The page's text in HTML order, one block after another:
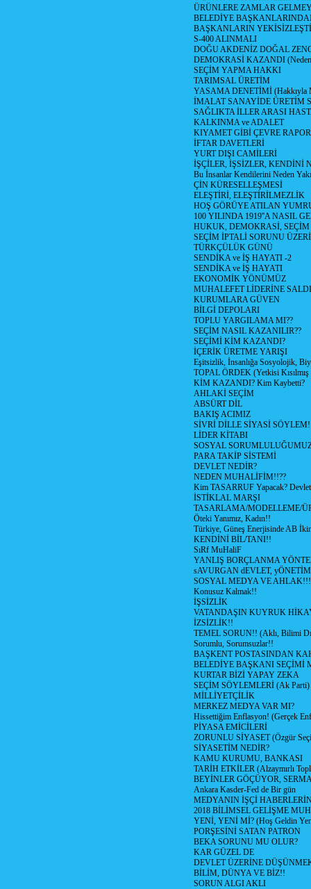
ÜRÜNLERE ZAMLAR
BELEDİYE
BAŞKANLARIN
S-400 ALINMALI
DOĞU AKDENİZ DOĞAL
DEMOKRASİ KAZANDI (Neden
SEÇİM YAPMA HAKKI
TARIMSAL ÜRETİM
YASAMA DENETİMİ (Hakkıyla
İMALAT SANAYİDE ÜRETİM
SAĞLIKTA İLLER ARASI
KALKINMA ve ADALET
KIYAMET GİBİ ÇEVRE
İFTAR DAVETLERİ
YURT DIŞI CAMİLERİ
İŞÇİLER, İŞSİZLER, KENDİNİ
Bu İnsanlar Kendilerini Neden
ÇİN KÜRESELLEŞMESİ
ELEŞTİRİ, ELEŞTİRİLMEZLİK
HOŞ GÖRÜYE ATILAN
100 YILINDA 1919''A NASIL
HUKUK, DEMOKRASİ, SEÇİM
SEÇİM İPTALİ SORUNU
TÜRKÇÜLÜK GÜNÜ
SENDİKA ve İŞ HAYATI -2
SENDİKA ve İŞ HAYATI
EKONOMİK YÖNÜMÜZ
MUHALEFET LİDERİNE
KURUMLARA GÜVEN
BİLGİ DEPOLARI
TOPLU YARGILAMA MI??
SEÇİM NASIL KAZANILIR??
SEÇİMİ KİM KAZANDI?
İÇERİK ÜRETME YARIŞI
Eşitsizlik, İnsanlığa Sosyolojik,
TOPAL ÖRDEK (Yetkisi
KİM KAZANDI? Kim Kaybetti?
AHLAKİ SEÇİM
ABSÜRT DİL
BAKIŞ ACIMIZ
SİVRİ DİLLE SİYASİ
LİDER KİTABI
SOSYAL
PARA TAKİP SİSTEMİ
DEVLET NEDİR?
NEDEN MUHALİFİM!!??
Kim TASARRUF Yapacak? Devlet
İSTİKLAL MARŞI
TASARLAMA/MODELLEME/
Öteki Yanımız, Kadın!!
Türkiye, Güneş Enerjisinde AB
KENDİNİ BİL/TANI!!
SıRf MuHaliF
YANLIŞ BORÇLANMA
sAVURGAN dEVLET,
SOSYAL MEDYA VE AHLAK!!!
Konusuz Kalmak!!
İŞSİZLİK
VATANDAŞIN KUYRUK
İZSİZLİK!!
TEMEL SORUN!! (Aklı, Bilimi
Sorumlu, Sorumsuzlar!!
BAŞKENT POSTASINDAN
BELEDİYE BAŞKANI SEÇİMİ
KURTAR BİZİ YAPAY ZEKA
SEÇİM SÖYLEMLERİ (Ak Parti)
MİLLİYETÇİLİK
MERKEZ MEDYA VAR MI?
Hissettiğim Enflasyon! (Gerçek
PİYASA EMİCİLERİ
ZORUNLU SİYASET (Özgür
SİYASETİM NEDİR?
KAMU KURUMU, BANKASI
TARİH ETKİLER (Alzaymırlı
BEYİNLER GÖÇÜYOR,
Ankara Kasder-Fed de Bir gün
MEDYANIN İŞÇİ
2018 BİLİMSEL GELİŞME
YENİ, YENİ Mİ? (Hoş Geldin
PORŞESİNİ SATAN PATRON
BEKA SORUNU MU OLUR?
KAR GÜZEL DE
DEVLET ÜZERİNE
BİLİM, DÜNYA VE BİZ!!
SORUN ALGI AKLI